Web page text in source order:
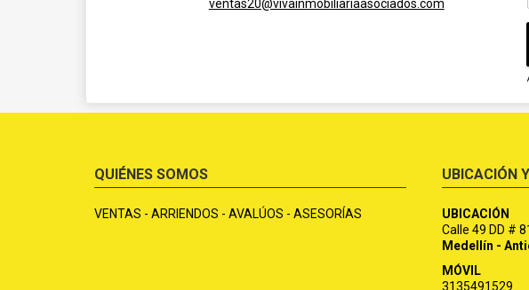
ventas20@vivainmobiliariaasociados.com
QUIÉNES SOMOS
VENTAS - ARRIENDOS - AVALÚOS - ASESORÍAS
UBICACIÓN
UBICACIÓN
Calle 49 DD #
Medellín -
MÓVIL
3135491529